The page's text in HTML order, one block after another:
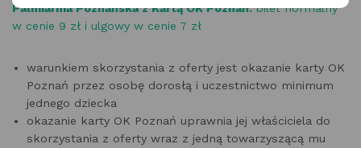
Palmiarnia Poznańska z Kartą OK Poznań:bilet normalny
w cenie 9 zł i ulgowy w cenie 7 zł
warunkiem skorzystania z oferty jest okazanie karty OK
Poznań przez osobę dorosłą i uczestnictwo minimum
jednego dziecka
okazanie karty OK Poznań uprawnia jej właściciela do
skorzystania z oferty wraz z jedną towarzyszącą mu